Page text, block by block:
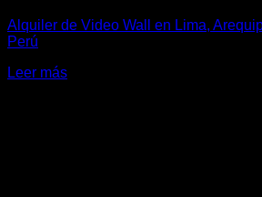
Alquiler de Video Wall en Lima,
Perú
Leer más